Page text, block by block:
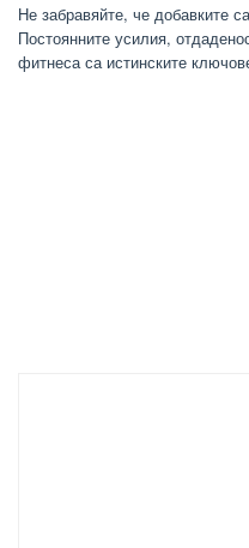
Не забравяйте, че добавките
Постоянните усилия,
фитнеса са истинските